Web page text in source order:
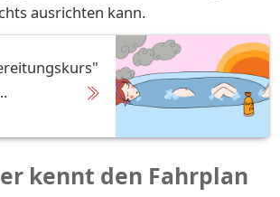
ausrichten kann.
kennt den Fahrplan